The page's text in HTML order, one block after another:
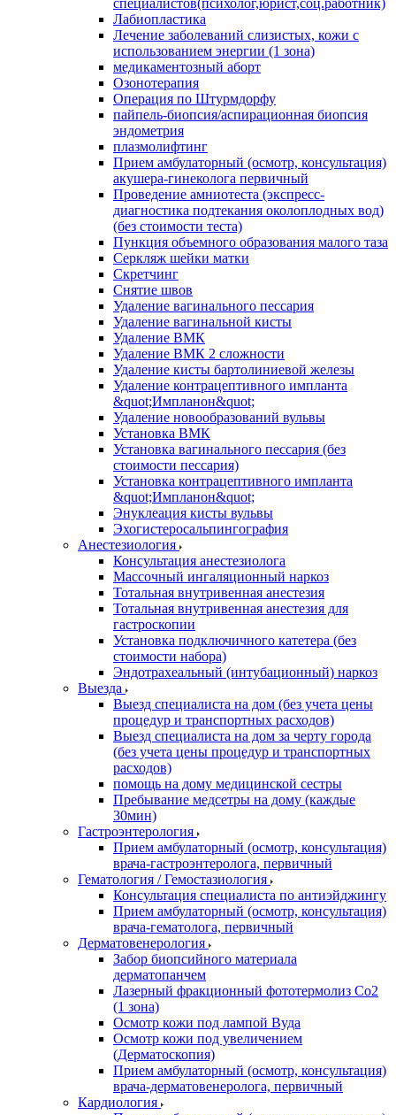
специалистов(психолог,юрист,соц.работник)
Лабиопластика
Лечение заболеваний слизистых, кожи с
использованием энергии (1 зона)
медикаментозный аборт
Озонотерапия
Операция по Штурмдорфу
пайпель-биопсия/аспирационная биопсия
эндометрия
плазмолифтинг
Прием амбулаторный (осмотр, консультация)
акушера-гинеколога первичный
Проведение амниотеста (экспресс-
диагностика подтекания околоплодных вод)
(без стоимости теста)
Пункция объемного образования малого таза
Серкляж шейки матки
Скретчинг
Снятие швов
Удаление вагинального пессария
Удаление вагинальной кисты
Удаление ВМК
Удаление ВМК 2 сложности
Удаление кисты бартолиниевой железы
Удаление контрацептивного импланта
&quot;Импланон&quot;
Удаление новообразований вульвы
Установка ВМК
Установка вагинального пессария (без
стоимости пессария)
Установка контрацептивного импланта
&quot;Импланон&quot;
Энуклеация кисты вульвы
Эхогистеросальпингография
Анестезиология
Консультация анестезиолога
Массочный ингаляционный наркоз
Тотальная внутривенная анестезия
Тотальная внутривенная анестезия для
гастроскопии
Установка подключичного катетера (без
стоимости набора)
Эндотрахеальный (интубационный) наркоз
Выезда
Выезд специалиста на дом (без учета цены
процедур и транспортных расходов)
Выезд специалиста на дом за черту города
(без учета цены процедур и транспортных
расходов)
помощь на дому медицинской сестры
Пребывание медсетры на дому (каждые
30мин)
Гастроэнтерология
Прием амбулаторный (осмотр, консультация)
врача-гастроэнтеролога, первичный
Гематология / Гемостазиология
Консультация специалиста по антиэйджингу
Прием амбулаторный (осмотр, консультация)
врача-гематолога, первичный
Дерматовенерология
Забор биопсийного материала
дерматопанчем
Лазерный фракционный фототермолиз Со2
(1 зона)
Осмотр кожи под лампой Вуда
Осмотр кожи под увеличением
(Дерматоскопия)
Прием амбулаторный (осмотр, консультация)
врача-дерматовенеролога, первичный
Кардиология